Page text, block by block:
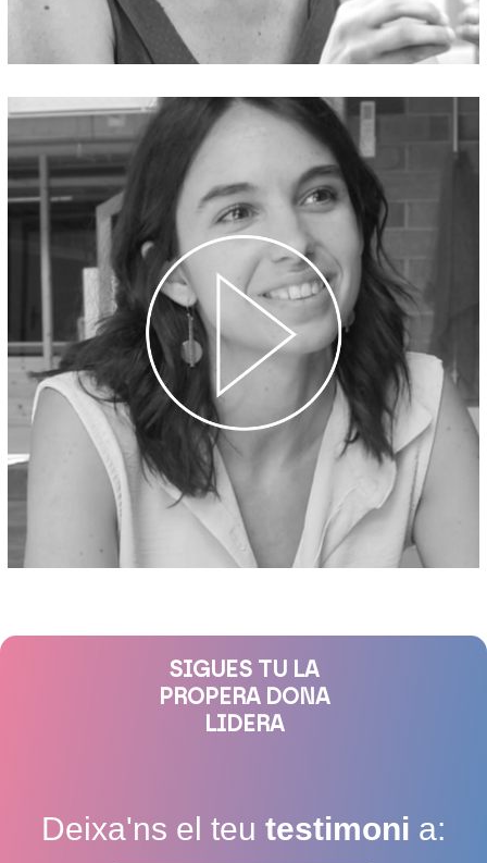
SIGUES TU LA
PROPERA DONA
LIDERA
Deixa'ns el teu testimoni a: